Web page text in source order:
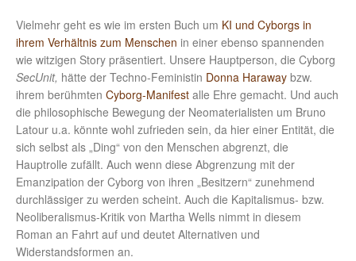
Vielmehr geht es wie im ersten Buch um KI und Cyborgs in
ihrem Verhältnis zum Menschen in einer ebenso spannenden
wie witzigen Story präsentiert. Unsere Hauptperson, die Cyborg
SecUnit, hätte der Techno-Feministin Donna Haraway bzw.
ihrem berühmten Cyborg-Manifest alle Ehre gemacht. Und auch
die philosophische Bewegung der Neomaterialisten um Bruno
Latour u.a. könnte wohl zufrieden sein, da hier einer Entität, die
sich selbst als „Ding“ von den Menschen abgrenzt, die
Hauptrolle zufällt. Auch wenn diese Abgrenzung mit der
Emanzipation der Cyborg von ihren „Besitzern“ zunehmend
durchlässiger zu werden scheint. Auch die Kapitalismus- bzw.
Neoliberalismus-Kritik von Martha Wells nimmt in diesem
Roman an Fahrt auf und deutet Alternativen und
Widerstandsformen an.